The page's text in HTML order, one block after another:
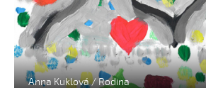
Anna Kuklová / Rodina